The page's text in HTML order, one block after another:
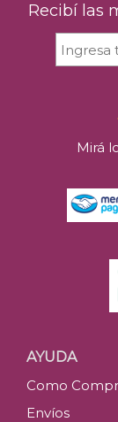
Recibí las
Mirá
AYUDA
Como
Envíos